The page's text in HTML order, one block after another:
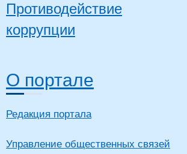
Противодействие
коррупции
О портале
Редакция портала
Управление общественных связей